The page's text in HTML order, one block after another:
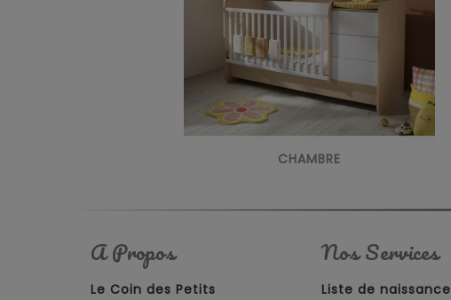
CHAMBRE
A Propos
Le Coin des Petits
Nos Services
Liste de naissance